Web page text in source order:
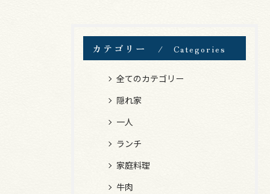
カテゴリー Categories
全てのカテゴリー
隠れ家
一人
ランチ
家庭料理
牛肉